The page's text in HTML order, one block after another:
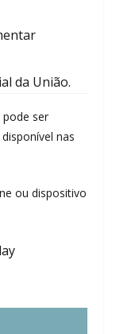
da União.
ser
nas
ou dispositivo